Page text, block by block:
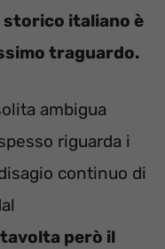
storico italiano è
traguardo.
ambigua
riguarda i
continuo di
però il